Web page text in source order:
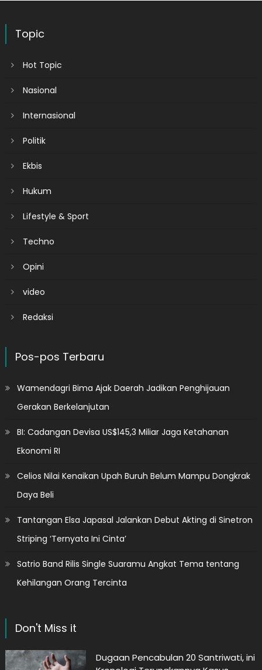
Topic
Hot Topic
Nasional
Internasional
Politik
Ekbis
Hukum
Lifestyle & Sport
Techno
Opini
video
Redaksi
Pos-pos Terbaru
Wamendagri Bima Ajak Daerah Jadikan Penghijauan
Gerakan Berkelanjutan
BI: Cadangan Devisa US$145,3 Miliar Jaga Ketahanan
Ekonomi RI
Celios Nilai Kenaikan Upah Buruh Belum Mampu Dongkrak
Daya Beli
Tantangan Elsa Japasal Jalankan Debut Akting di Sinetron
Striping ‘Ternyata Ini Cinta’
Satrio Band Rilis Single Suaramu Angkat Tema tentang
Kehilangan Orang Tercinta
Don't Miss it
Dugaan Pencabulan 20 Santriwati, ini